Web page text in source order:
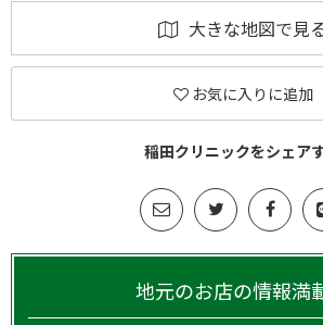
大きな地図で見
お気に入りに追加
稲田クリニックをシェア
地元のお店の情報満